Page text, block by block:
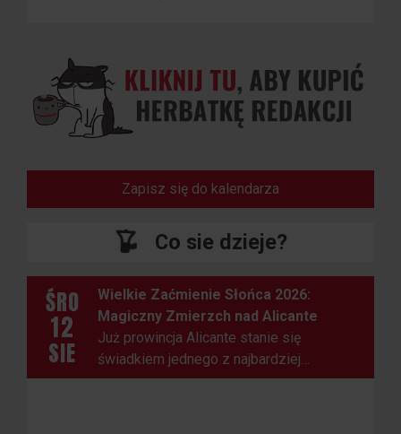
Zapisz się do kalendarza
Co sie dzieje?
ŚRO
12
SIE
Wielkie Zaćmienie Słońca 2026:
Magiczny Zmierzch nad Alicante
Już prowincja Alicante stanie się
świadkiem jednego z najbardziej
spektakularnych zjawisk astronomicznych